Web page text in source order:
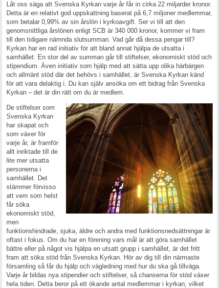
Låt oss säga att Svenska Kyrkan varje år får in cirka 22 miljarder kronor.
Detta är en relativt god uppskattning baserat på 6,7 miljoner medlemmar,
som betalar 0,99% av sin årslön i kyrkoavgift. Ser vi till att den
genomsnittliga årslönen enligt SCB är 340 000 kronor, kommer vi fram
till den tidigare nämnda slutsumman. Vad går då dessa pengar till?
Kyrkan har en rad initiativ för att bland annat hjälpa de utsatta i
samhället. En stor del av summan går till stiftelser, ekonomiskt stöd och
stipendium. Även initiativ som hjälp med att sätta upp olika härbärgen
och allmänt stöd där det behövs i samhället, är Svenska Kyrkan känd
för att vara delaktig i. Du kan själv ansöka om ett bidrag från Svenska
Kyrkan – det är din rätt om du är medlem.
De stiftelser som
Svenska Kyrkan
har skapat och
som växer för
varje år, är framför
allt inriktade till de
lite mer utsatta
personerna i
samhället. Det
stämmer förvisso
att vem som helst
får söka
ekonomiskt stöd,
men
funktionshindrade, sjuka, äldre och andra med funktionsnedsättningar är
oftast i fokus. Om du har en förening vars mål är att göra samhället
bättre eller på något vis hjälpa en utsatt grupp i samhället, är det fritt
fram att söka stöd från Svenska Kyrkan. Hör av dig till din närmaste
församling så får du hjälp och vägledning med hur du ska gå tillväga.
Varje år bildas nya stipendier och stiftelser, så chanserna för stöd växer
hela tiden. Detta beror på ett ökande antal medlemmar i kyrkan, vilket